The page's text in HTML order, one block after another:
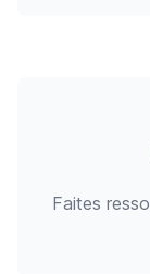
Faites